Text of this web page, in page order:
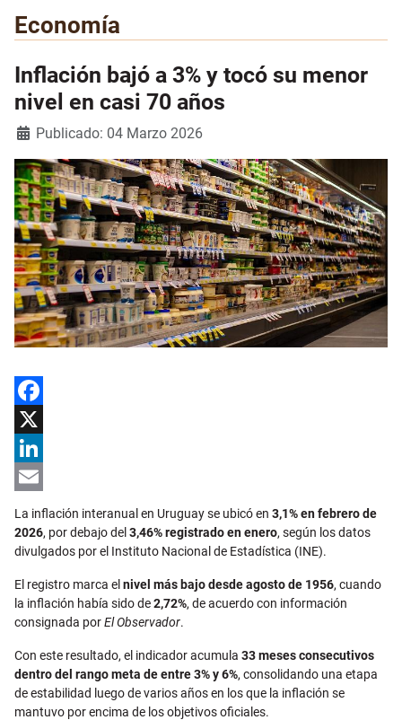
Economía
Inflación bajó a 3% y tocó su menor
nivel en casi 70 años
Detalles
Publicado: 04 Marzo 2026
Facebook
X
LinkedIn
Email
La inflación interanual en Uruguay se ubicó en 3,1% en febrero de
2026, por debajo del 3,46% registrado en enero, según los datos
divulgados por el Instituto Nacional de Estadística (INE).
El registro marca el nivel más bajo desde agosto de 1956, cuando
la inflación había sido de2,72%, de acuerdo con información
consignada porEl Observador.
Con este resultado, el indicador acumula 33 meses consecutivos
dentro del rango meta de entre 3% y 6%, consolidando una etapa
de estabilidad luego de varios años en los que la inflación se
mantuvo por encima de los objetivos oficiales.